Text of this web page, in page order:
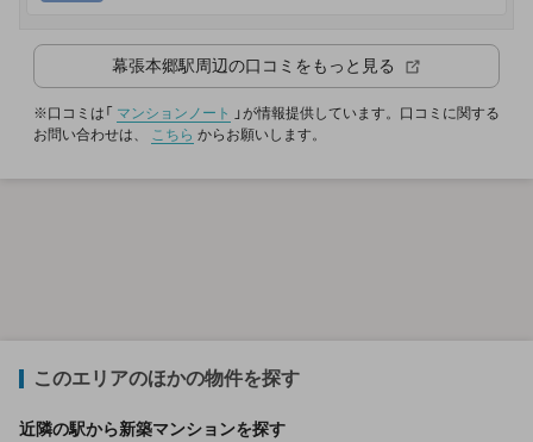
幕張本郷駅 周辺の口コミをもっと見る
※口コミは「 マンションノート
」が情報提供しています。口コミに関する
お問い合わせは、 こちら からお願いします。
このエリアのほかの物件を探す
近隣の駅から新築マンションを探す